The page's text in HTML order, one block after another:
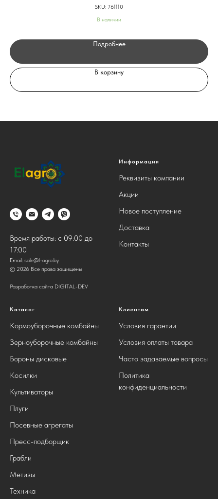
SKU: 761110
В наличии
Подробнее
В корзину
Время работы: с 09:00 до
17:00
Email: sale@l-agro.by
© 2026 Все права защищены
Разработка сайта DIGITAL-DEV
Информация
Реквизиты компании
Акции
Новое поступление
Доставка
Контакты
Каталог
Кормоуборочные комбайны
Зерноуборочные комбайны
Бороны дисковые
Косилки
Культиваторы
Плуги
Посевные агрегаты
Пресс-подборщик
Грабли
Метизы
Техника
Клиентам
Условия гарантии
Условия оплаты товара
Часто задаваемые вопросы
Политика
конфиденциальности